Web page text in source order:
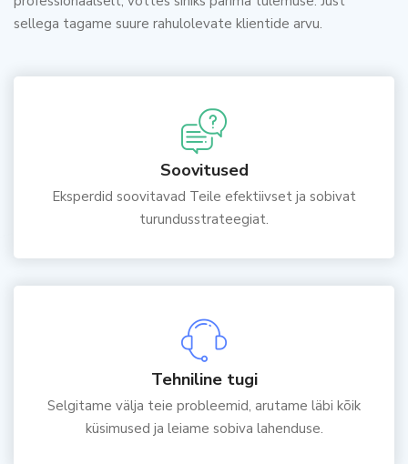
sellega tagame suure rahulolevate klientide arvu.
Soovitused
Eksperdid soovitavad Teile efektiivset ja sobivat
turundusstrateegiat.
Теhniline tugi
Selgitame välja teie probleemid, arutame läbi kõik
küsimused ja leiame sobiva lahenduse.